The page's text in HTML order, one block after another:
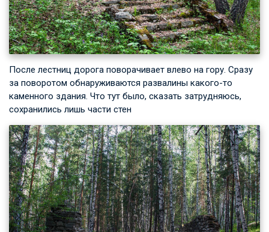
После лестниц дорога поворачивает влево на гору. Сразу
за поворотом обнаруживаются развалины какого-то
каменного здания. Что тут было, сказать затрудняюсь,
сохранились лишь части стен